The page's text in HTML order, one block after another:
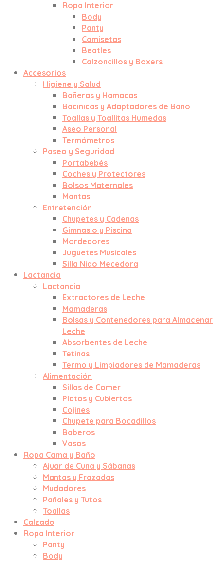
Ropa Interior
Body
Panty
Camisetas
Beatles
Calzoncillos y Boxers
Accesorios
Higiene y Salud
Bañeras y Hamacas
Bacinicas y Adaptadores de Baño
Toallas y Toallitas Humedas
Aseo Personal
Termómetros
Paseo y Seguridad
Portabebés
Coches y Protectores
Bolsos Maternales
Mantas
Entretención
Chupetes y Cadenas
Gimnasio y Piscina
Mordedores
Juguetes Musicales
Silla Nido Mecedora
Lactancia
Lactancia
Extractores de Leche
Mamaderas
Bolsas y Contenedores para Almacenar
Leche
Absorbentes de Leche
Tetinas
Termo y Limpiadores de Mamaderas
Alimentación
Sillas de Comer
Platos y Cubiertos
Cojines
Chupete para Bocadillos
Baberos
Vasos
Ropa Cama y Baño
Ajuar de Cuna y Sábanas
Mantas y Frazadas
Mudadores
Pañales y Tutos
Toallas
Calzado
Ropa Interior
Panty
Body